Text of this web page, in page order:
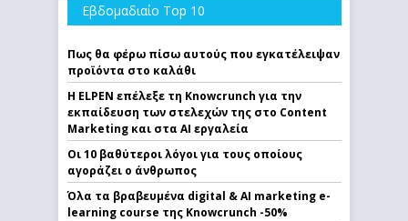
Εβδομαδιαίο Top 10
Πως θα φέρω πίσω αυτούς που εγκατέλειψαν
προϊόντα στο καλάθι
Η ELPEN επέλεξε τη Knowcrunch για την
εκπαίδευση των στελεχών της στο Content
Marketing και στα AI εργαλεία
Οι 10 βαθύτεροι λόγοι για τους οποίους
αγοράζει ο άνθρωπος
Όλα τα βραβευμένα digital & AI marketing e-
learning course της Knowcrunch -50%